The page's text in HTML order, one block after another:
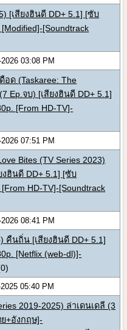
[เสียงฮินดี DD+ 5.1] [ซับ
[Soundtrack
03:08 PM
อด (Taskaree: The
Ep.จบ) [เสียงฮินดี DD+ 5.1]
[From HD-TV]-
07:51 PM
Bites (TV Series 2023)
งฮินดี DD+ 5.1] [ซับ
HD-TV]-[Soundtrack
08:41 PM
คืนถิ่น [เสียงฮินดี DD+ 5.1]
[Netflix (web-dl)]-
05:40 PM
2019-2025) ล่าเดนเดลี (3
+อังกฤษ]-